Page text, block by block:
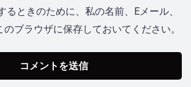
るときのために、私の名前、Eメール、
ブラウザに保存しておいてください。